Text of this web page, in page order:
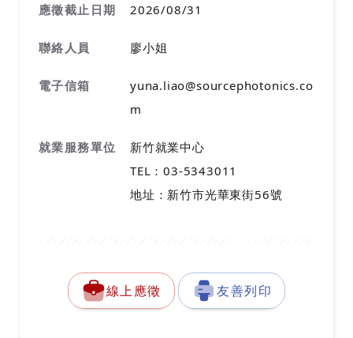
應徵截止日期 2026/08/31
聯絡人員 廖小姐
電子信箱
yuna.liao@sourcephotonics.co
m
就業服務單位
新竹就業中心
TEL：03-5343011
地址：新竹市光華東街56號
線上應徵 友善列印